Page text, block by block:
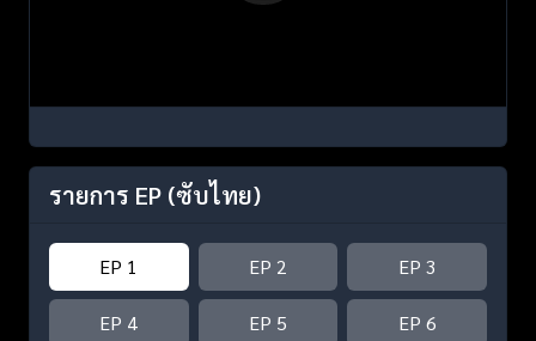
รายการ EP (ซับไทย)
EP 1 EP 2 EP 3
EP 4 EP 5 EP 6